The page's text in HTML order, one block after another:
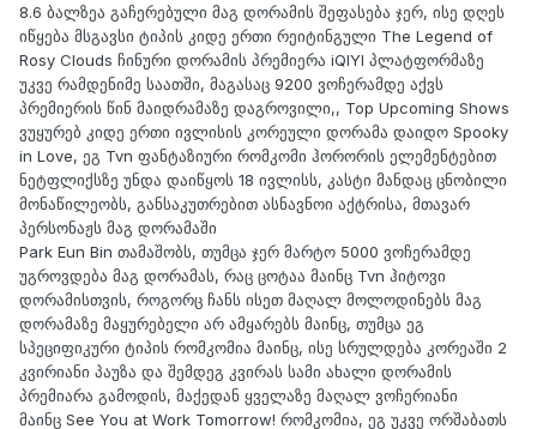
8.6 ბალზეა გაჩერებული მაგ დორამის შეფასება ჯერ, ისე დღეს
იწყება მსგავსი ტიპის კიდე ერთი რეიტინგული The Legend of
Rosy Clouds ჩინური დორამის პრემიერა iQIYI პლატფორმაზე
უკვე რამდენიმე საათში, მაგასაც 9200 ვოჩერამდე აქვს
პრემიერის წინ მაიდრამაზე დაგროვილი,, Top Upcoming Shows
ვუყურებ კიდე ერთი ივლისის კორეული დორამა დაიდო Spooky
in Love, ეგ Tvn ფანტაზიური რომკომი ჰორორის ელემენტებით
ნეტფლიქსზე უნდა დაიწყოს 18 ივლისს, კასტი მანდაც ცნობილი
მონაწილეობს, განსაკუთრებით ასნავნოი აქტრისა, მთავარ
პერსონაჟს მაგ დორამაში
Park Eun Bin თამაშობს, თუმცა ჯერ მარტო 5000 ვოჩერამდე
უგროვდება მაგ დორამას, რაც ცოტაა მაინც Tvn ჰიტოვი
დორამისთვის, როგორც ჩანს ისეთ მაღალ მოლოდინებს მაგ
დორამაზე მაყურებელი არ ამყარებს მაინც, თუმცა ეგ
სპეციფიკური ტიპის რომკომია მაინც, ისე სრულდება კორეაში 2
კვირიანი პაუზა და შემდეგ კვირას სამი ახალი დორამის
პრემიარა გამოდის, მაქედან ყველაზე მაღალ ვოჩერიანი
მაინც See You at Work Tomorrow! რომკომია, ეგ უკვე ორშაბათს